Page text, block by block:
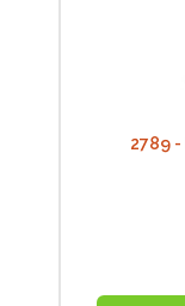
2789